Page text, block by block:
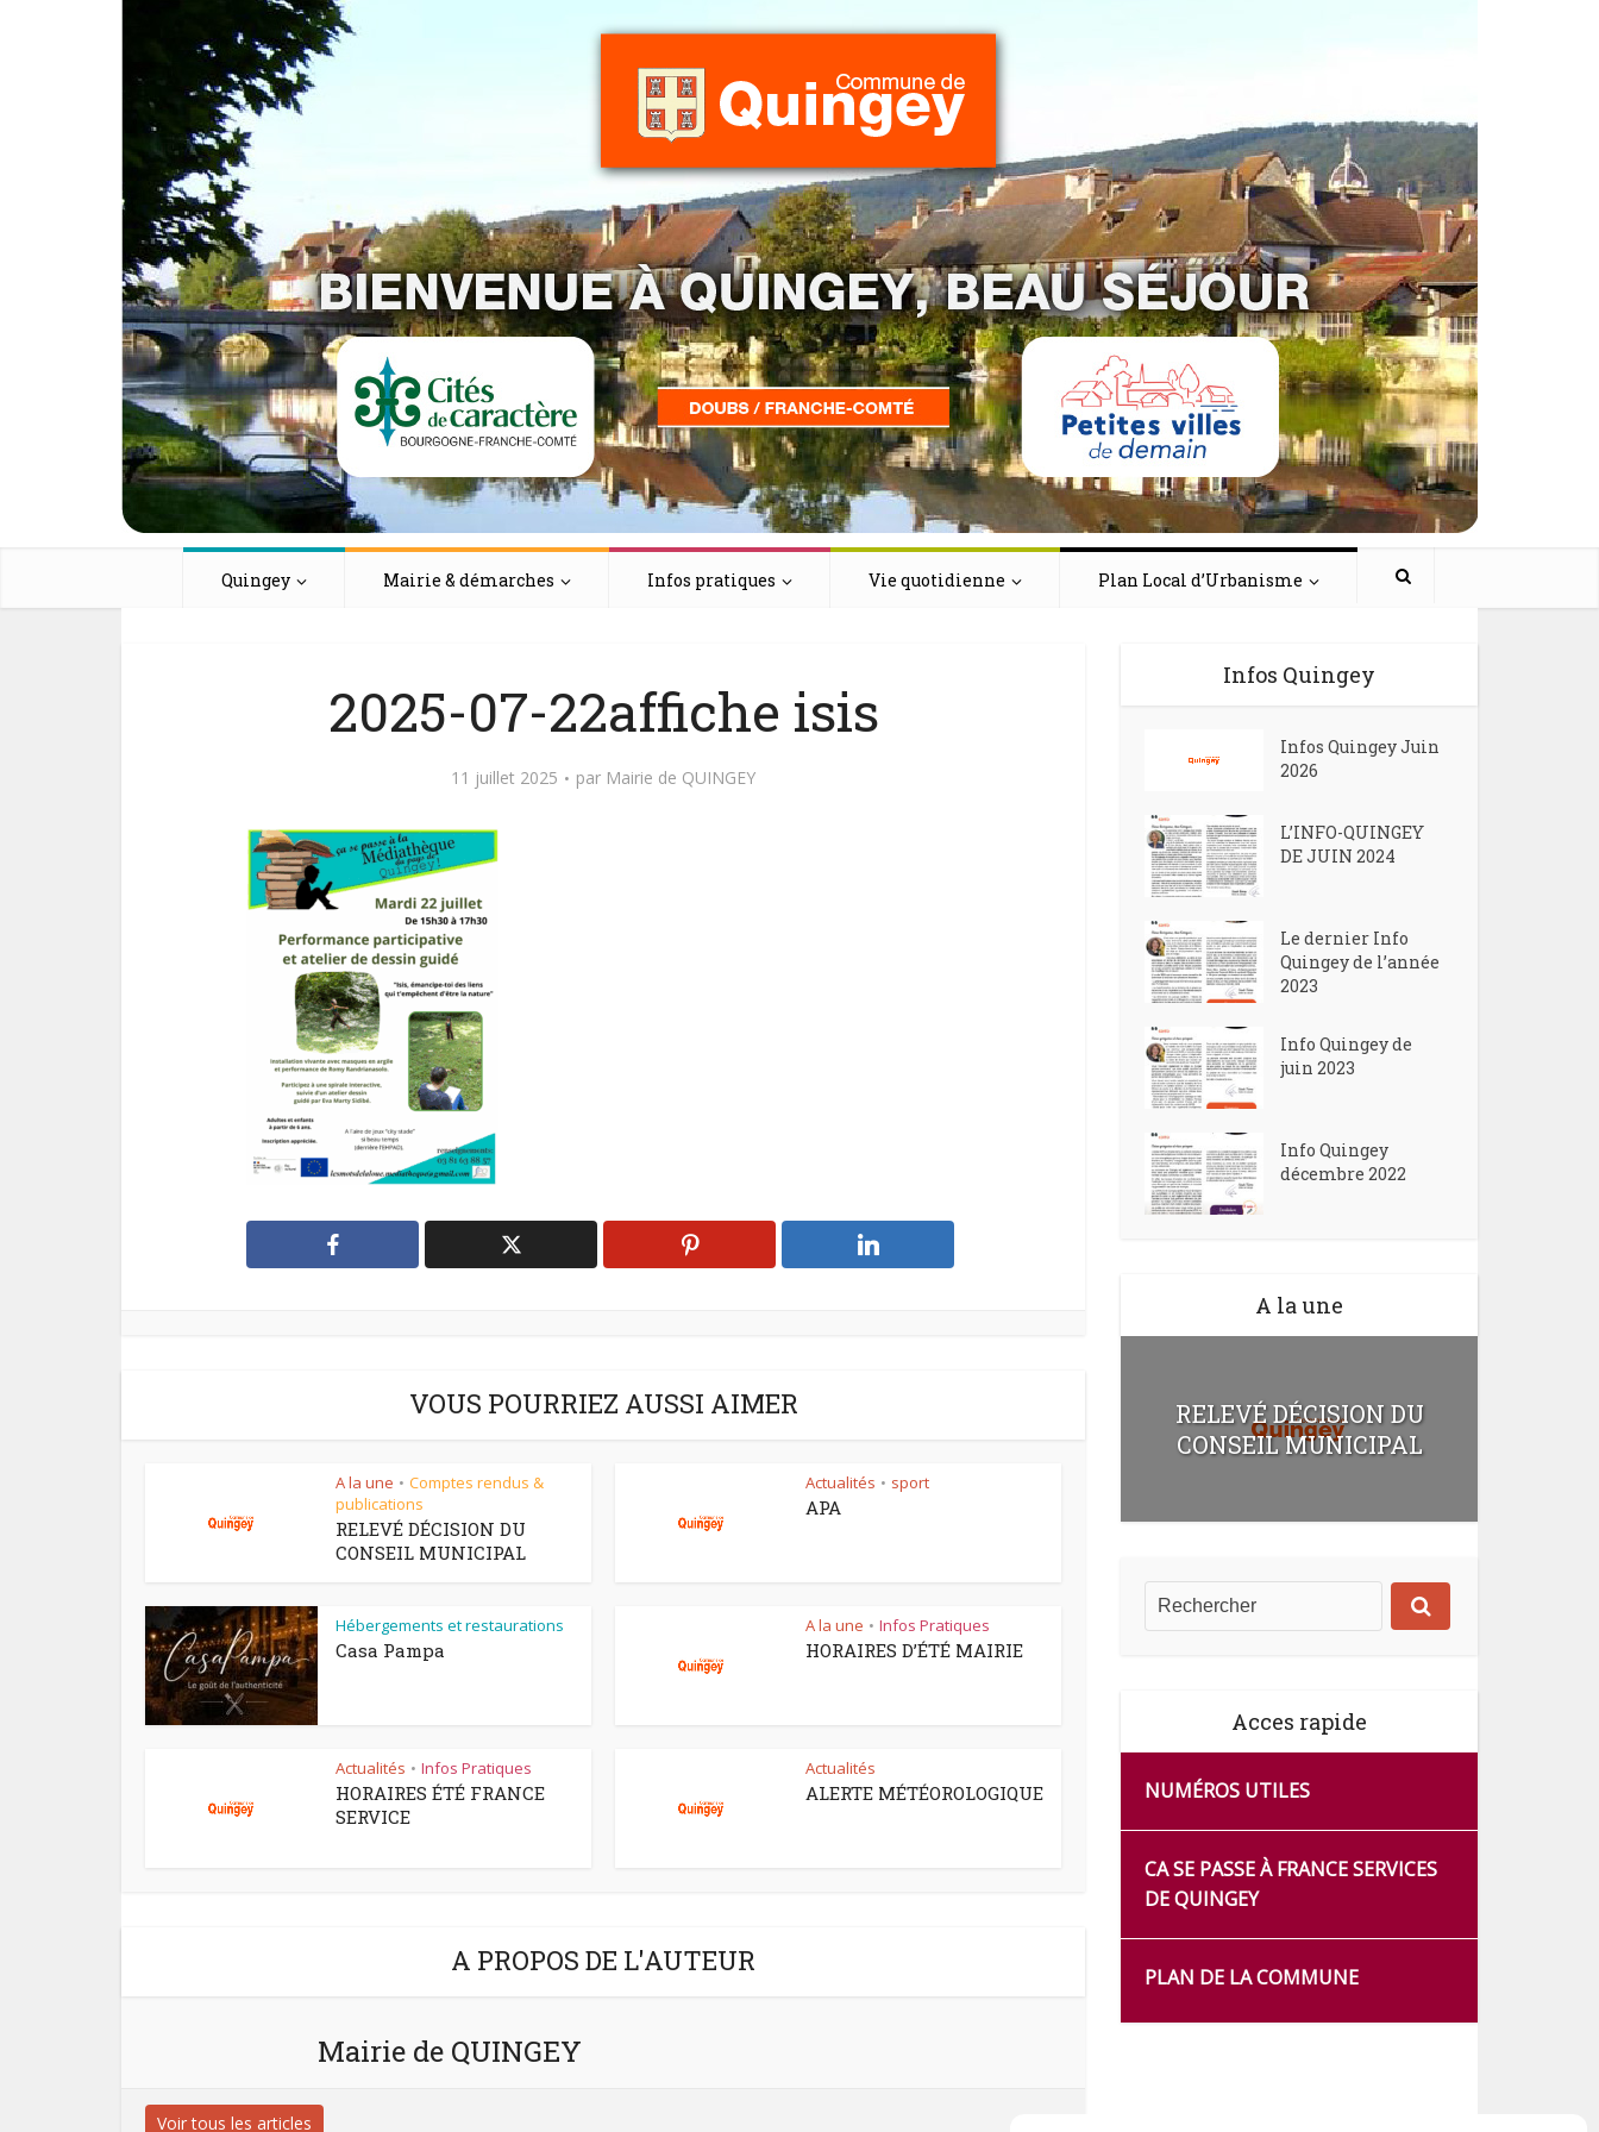
Quingey Mairie & démarches Infos pratiques Vie quotidienne Plan Local d’Urbanisme
2025-07-22affiche isis
11 juillet 2025 par Mairie de QUINGEY
VOUS POURRIEZ AUSSI AIMER
A la une • Comptes rendus &
publications
RELEVÉ DÉCISION DU
CONSEIL MUNICIPAL
Actualités • sport
APA
Hébergements et restaurations
Casa Pampa
A la une • Infos Pratiques
HORAIRES D’ÉTÉ MAIRIE
Actualités • Infos Pratiques
HORAIRES ÉTÉ FRANCE
SERVICE
Actualités
ALERTE MÉTÉOROLOGIQUE
A PROPOS DE L'AUTEUR
Mairie de QUINGEY
Voir tous les articles
Infos Quingey
Infos Quingey Juin
2026
L’INFO-QUINGEY
DE JUIN 2024
Le dernier Info
Quingey de l’année
2023
Info Quingey de
juin 2023
Info Quingey
décembre 2022
A la une
RELEVÉ DÉCISION DU
CONSEIL MUNICIPAL
Acces rapide
NUMÉROS UTILES
CA SE PASSE À FRANCE SERVICES
DE QUINGEY
PLAN DE LA COMMUNE